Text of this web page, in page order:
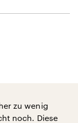
zu wenig
noch. Diese